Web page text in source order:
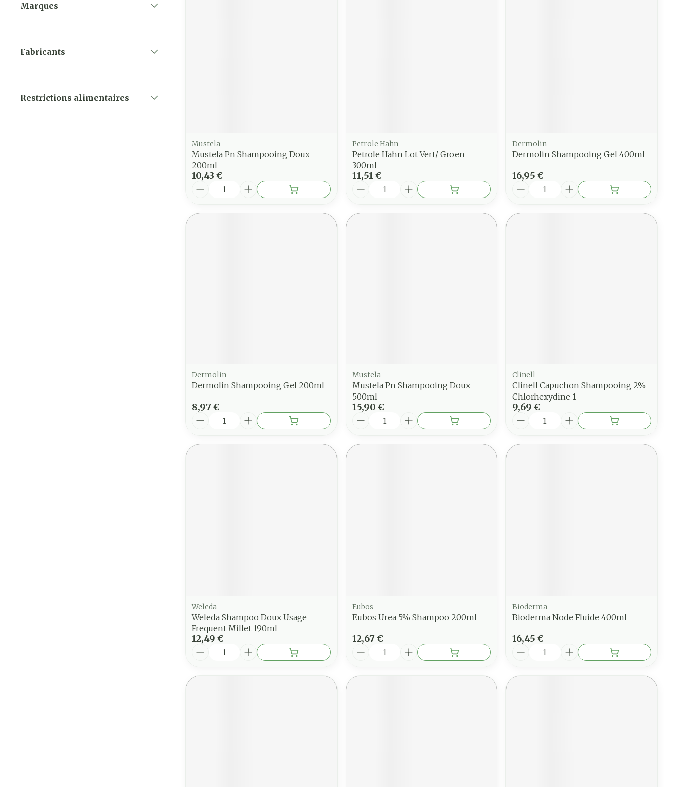
Marques
Fabricants
Restrictions alimentaires
Mustela
Mustela Pn Shampooing Doux
200ml
10,43 €
Quantité
Petrole Hahn
Petrole Hahn Lot Vert/ Groen
300ml
11,51 €
Quantité
Dermolin
Dermolin Shampooing Gel 400ml
16,95 €
Quantité
Dermolin
Dermolin Shampooing Gel 200ml
8,97 €
Quantité
Mustela
Mustela Pn Shampooing Doux
500ml
15,90 €
Quantité
Clinell
Clinell Capuchon Shampooing 2%
Chlorhexydine 1
9,69 €
Quantité
Weleda
Weleda Shampoo Doux Usage
Frequent Millet 190ml
12,49 €
Quantité
Eubos
Eubos Urea 5% Shampoo 200ml
12,67 €
Quantité
Bioderma
Bioderma Node Fluide 400ml
16,45 €
Quantité